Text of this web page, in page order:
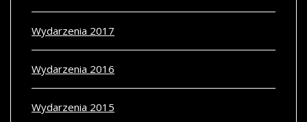
Wydarzenia 2017
Wydarzenia 2016
Wydarzenia 2015